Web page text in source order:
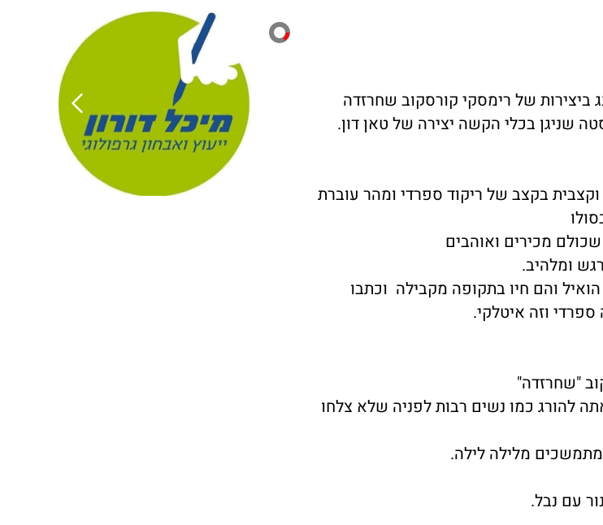
ביצירות של רימסקי קורסקוב שחרזדה
שניגן בכלי הקשה יצירה של טאן דון.
בקצב של ריקוד ספרדי ומהר עוברת
מכירים ואוהבים
ומלהיב.
והם חיו בתקופה מקבילה וכתבו
וזה איטלקי.
"שחרזדה"
להורג כמו נשים רבות לפניה שלא צלחו
מלילה לילה.
עם נבל.